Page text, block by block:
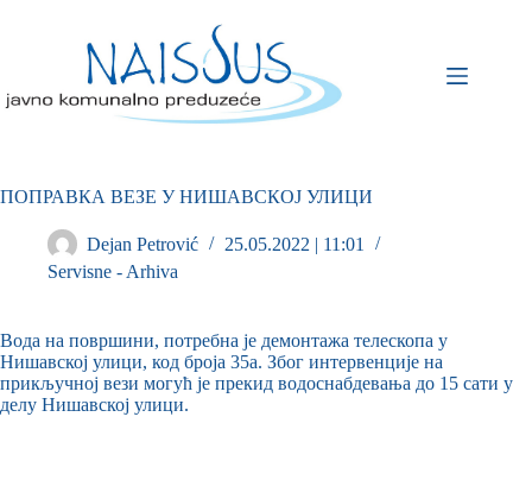
ПОПРАВКА ВЕЗЕ У НИШАВСКОЈ УЛИЦИ
Dejan Petrović
25.05.2022 | 11:01
Servisne - Arhiva
Вода на површини, потребна је демонтажа телескопа у
Нишавској улици, код броја 35а. Због интервенције на
прикључној вези могућ је прекид водоснабдевања до 15 сати у
делу Нишавској улици.